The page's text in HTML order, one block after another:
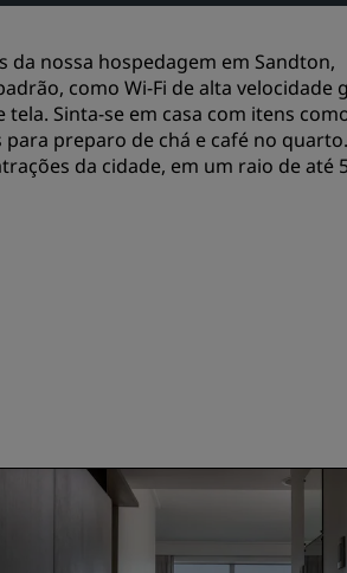
Radisson Rewards
Conheça o Radisson
Benefícios
nossa hospedagem em Sandton,
como Wi-Fi de alta velocidade
Sinta-se em casa com itens
preparo de chá e café no
da cidade, em um raio de até